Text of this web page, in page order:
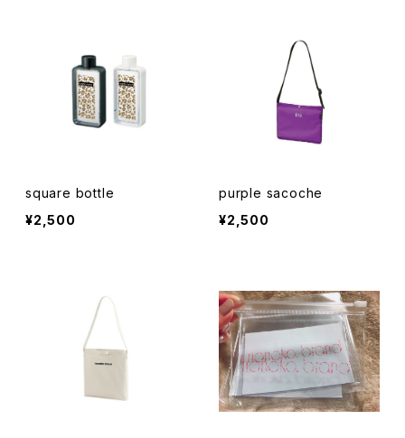
square bottle
¥2,500
purple sacoche
¥2,500